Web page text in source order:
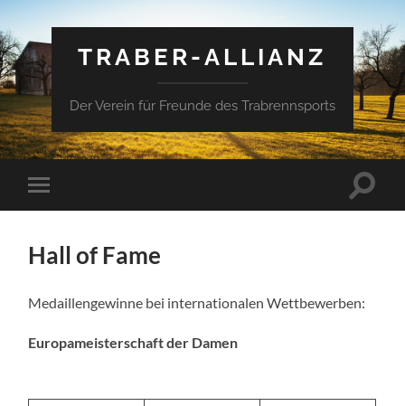
TRABER-ALLIANZ
Der Verein für Freunde des Trabrennsports
Mobile-
Menü
Hall of Fame
Medaillengewinne bei internationalen Wettbewerben:
Europameisterschaft der Damen